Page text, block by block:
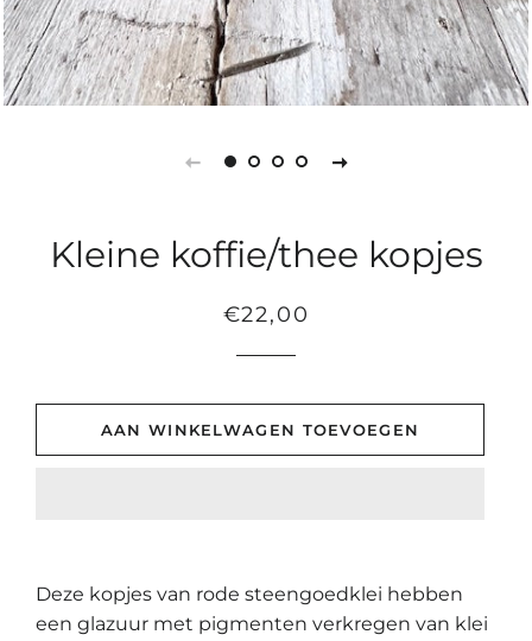
Kleine koffie/thee kopjes
Normale
Aanbiedingsprijs
€22,00
AAN WINKELWAGEN TOEVOEGEN
Deze kopjes van rode steengoedklei hebben
een glazuur met pigmenten verkregen van klei